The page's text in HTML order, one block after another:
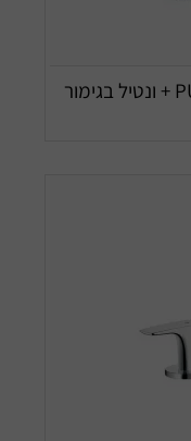
ברז 3 חורים ממשטח PURAVIDA + ונטיל בגימור